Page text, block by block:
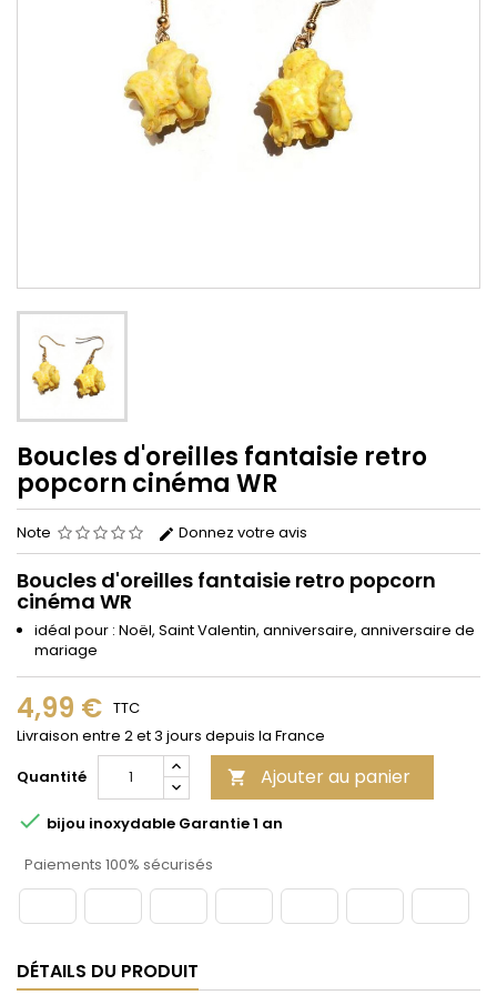
Boucles d'oreilles fantaisie retro
popcorn cinéma WR
Note Donnez votre avis
Boucles d'oreilles fantaisie retro popcorn
cinéma WR
idéal pour : Noël, Saint Valentin, anniversaire, anniversaire de
mariage
4,99 € TTC
Livraison entre 2 et 3 jours depuis la France
Quantité
 Ajouter au panier
 bijou inoxydable Garantie 1 an
Paiements 100% sécurisés
DÉTAILS DU PRODUIT